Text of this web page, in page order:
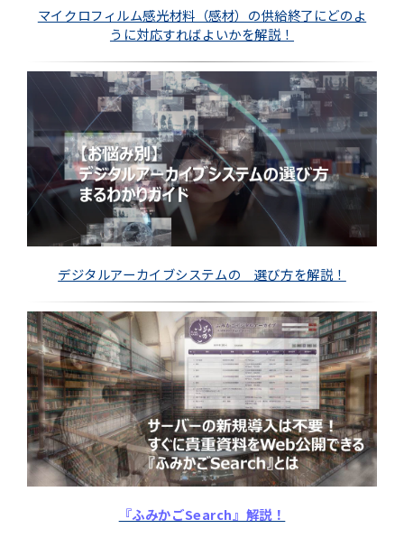
マイクロフィルム感光材料（感材）の供給終了にどのよ
うに対応すればよいかを解説！
デジタルアーカイブシステムの 選び方を解説！
『ふみかごSearch』解説！